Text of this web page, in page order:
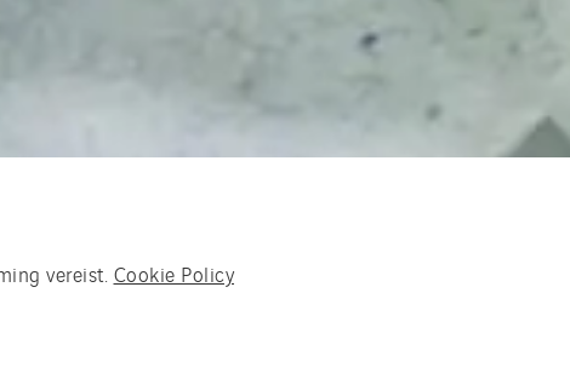
vereist. Cookie Policy